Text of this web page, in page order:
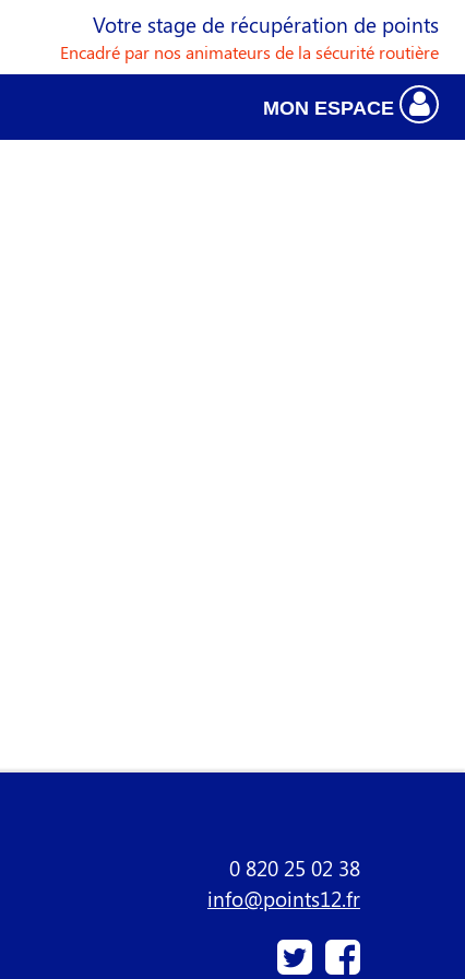
Votre stage de récupération de points
Encadré par nos animateurs de la sécurité routière
MON ESPACE
0 820 25 02 38
info@points12.fr